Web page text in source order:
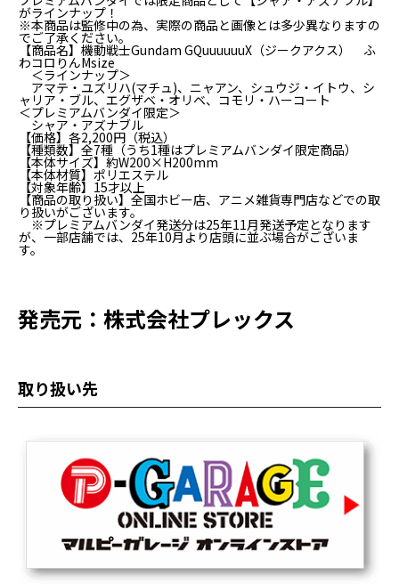
がラインナップ！
※本商品は監修中の為、実際の商品と画像とは多少異なりますの
でご了承ください。
【商品名】機動戦士Gundam GQuuuuuuX（ジークアクス） ふ
わコロりんMsize
＜ラインナップ＞
アマテ・ユズリハ(マチュ)、ニャアン、シュウジ・イトウ、シ
ャリア・ブル、エグザベ・オリベ、コモリ・ハーコート
＜プレミアムバンダイ限定＞
シャア・アズナブル
【価格】各2,200円（税込）
【種類数】全7種（うち1種はプレミアムバンダイ限定商品）
【本体サイズ】約W200×H200mm
【本体材質】ポリエステル
【対象年齢】15才以上
【商品の取り扱い】全国ホビー店、アニメ雑貨専門店などでの取
り扱いがございます。
※プレミアムバンダイ発送分は25年11月発送予定となります
が、一部店舗では、25年10月より店頭に並ぶ場合がございま
す。
発売元：株式会社プレックス
取り扱い先